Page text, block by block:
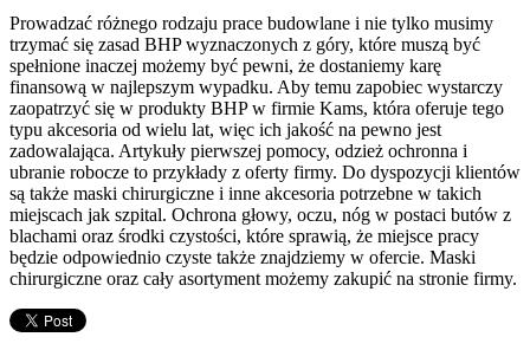
Prowadzać różnego rodzaju prace budowlane i nie tylko musimy
trzymać się zasad BHP wyznaczonych z góry, które muszą być
spełnione inaczej możemy być pewni, że dostaniemy karę
finansową w najlepszym wypadku. Aby temu zapobiec wystarczy
zaopatrzyć się w produkty BHP w firmie Kams, która oferuje tego
typu akcesoria od wielu lat, więc ich jakość na pewno jest
zadowalająca. Artykuły pierwszej pomocy, odzież ochronna i
ubranie robocze to przykłady z oferty firmy. Do dyspozycji klientów
są także maski chirurgiczne i inne akcesoria potrzebne w takich
miejscach jak szpital. Ochrona głowy, oczu, nóg w postaci butów z
blachami oraz środki czystości, które sprawią, że miejsce pracy
będzie odpowiednio czyste także znajdziemy w ofercie. Maski
chirurgiczne oraz cały asortyment możemy zakupić na stronie firmy.